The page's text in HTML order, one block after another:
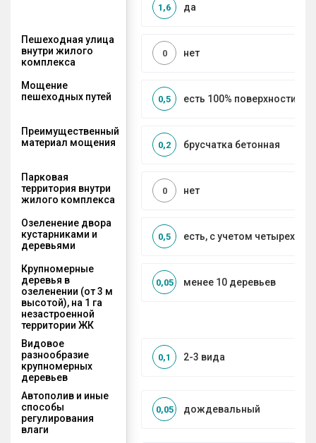
да
1,6
Пешеходная улица
внутри жилого
комплекса
нет
0
Мощение
пешеходных путей
есть 100% поверхности
0,5
Преимущественный
материал мощения
брусчатка бетонная
0,2
Парковая
территория внутри
жилого комплекса
нет
0
Озеленение двора
кустарниками и
деревьями
есть, с учетом четырех
0,5
Крупномерные
деревья в
озеленении (от 3 м
высотой), на 1 га
незастроенной
территории ЖК
менее 10 деревьев
0,05
Видовое
разнообразие
крупномерных
деревьев
2-3 вида
0,1
Автополив и иные
способы
регулирования
влаги
дождевальный
0,05